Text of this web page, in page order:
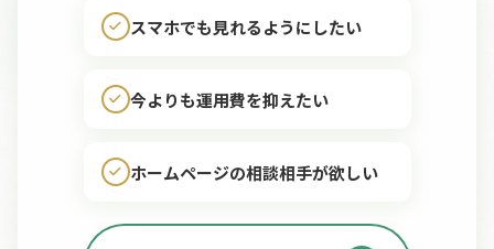
スマホでも見れるようにしたい
今よりも運用費を抑えたい
ホームページの相談相手が欲しい